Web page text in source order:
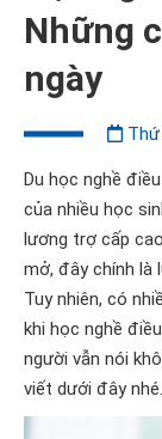
Những
ngày
Du học nghề
của nhiều học
lương trợ cấp
mở, đây chính là
Tuy nhiên, có
khi học nghề
người vẫn nói
viết dưới đây nhé.